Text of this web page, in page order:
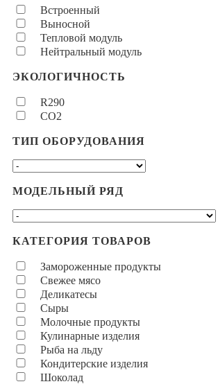
Встроенный
Выносной
Тепловой модуль
Нейтральный модуль
ЭКОЛОГИЧНОСТЬ
R290
CO2
ТИП ОБОРУДОВАНИЯ
МОДЕЛЬНЫЙ РЯД
КАТЕГОРИЯ ТОВАРОВ
Замороженные продукты
Свежее мясо
Деликатесы
Сыры
Молочные продукты
Кулинарные изделия
Рыба на льду
Кондитерские изделия
Шоколад